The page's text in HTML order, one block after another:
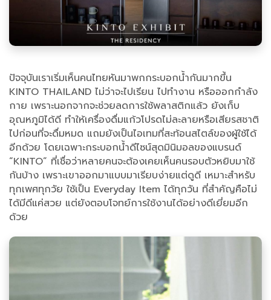
ปัจจุบันเราเริ่มเห็นคนไทยหันมาพกกระบอกน้ำกันมากขึ้น
KINTO THAILAND ไม่ว่าจะไปเรียน ไปทำงาน หรือออกกำลัง
กาย เพราะนอกจากจะช่วยลดการใช้พลาสติกแล้ว ยังเก็บ
อุณหภูมิได้ดี ทำให้เครื่องดื่มแก้วโปรดไม่ละลายหรือเสียรสชาติ
ไปก่อนที่จะดื่มหมด แถมยังเป็นไอเทมที่สะท้อนสไตล์ของผู้ใช้ได้
อีกด้วย โดยเฉพาะกระบอกน้ำดีไซน์สุดมินิมอลของแบรนด์
“KINTO” ที่เชื่อว่าหลายคนจะต้องเคยเห็นคนรอบตัวหยิบมาใช้
กันบ้าง เพราะเขาออกมาแบบมาเรียบง่ายแต่ดูดี เหมาะสำหรับ
ทุกเพศทุกวัย ใช้เป็น Everyday Item ได้ทุกวัน ที่สำคัญคือไม่
ได้มีดีแค่สวย แต่ยังตอบโจทย์การใช้งานได้อย่างดีเยี่ยมอีก
ด้วย